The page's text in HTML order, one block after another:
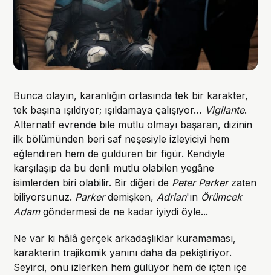
Bunca olayın, karanlığın ortasında tek bir karakter,
tek başına ışıldıyor; ışıldamaya çalışıyor… Vigilante.
Alternatif evrende bile mutlu olmayı başaran, dizinin
ilk bölümünden beri saf neşesiyle izleyiciyi hem
eğlendiren hem de güldüren bir figür. Kendiyle
karşılaşıp da bu denli mutlu olabilen yegâne
isimlerden biri olabilir. Bir diğeri de Peter Parkerzaten
biliyorsunuz. Parkerdemişken,Adrian'ın Örümcek
Adamgöndermesi de ne kadar iyiydi öyle...
Ne var ki hâlâ gerçek arkadaşlıklar kuramaması,
karakterin trajikomik yanını daha da pekiştiriyor.
Seyirci, onu izlerken hem gülüyor hem de içten içe